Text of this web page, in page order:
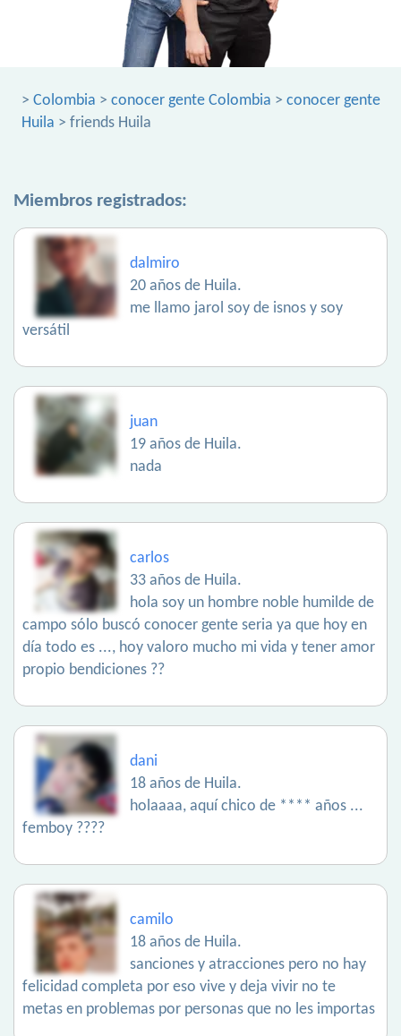
> Colombia > conocer gente Colombia > conocer gente
Huila > friends Huila
Miembros registrados:
dalmiro
20 años de Huila.
me llamo jarol soy de isnos y soy
versátil
juan
19 años de Huila.
nada
carlos
33 años de Huila.
hola soy un hombre noble humilde de
campo sólo buscó conocer gente seria ya que hoy en
día todo es ..., hoy valoro mucho mi vida y tener amor
propio bendiciones ??
dani
18 años de Huila.
holaaaa, aquí chico de **** años ...
femboy ????
camilo
18 años de Huila.
sanciones y atracciones pero no hay
felicidad completa por eso vive y deja vivir no te
metas en problemas por personas que no les importas